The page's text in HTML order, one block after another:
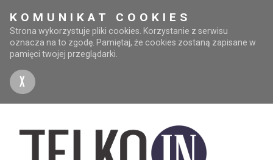
KOMUNIKAT COOKIES
Strona wykorzystuje pliki cookies. Korzystanie z serwisu
oznacza na to zgodę. Pamiętaj, że cookies zostaną zapisane w
pamięci twojej przeglądarki.
X